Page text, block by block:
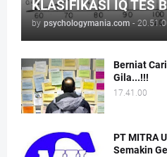
KLASIFIKASI IQ TES
by psychologymania.com -
Berniat
Gila...!!!
17.41.00
PT MITRA
Semakin